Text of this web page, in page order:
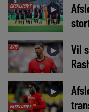
EKSKLUSIVT ►
AVIS ►
Vil
EKSKLUSIVT
►